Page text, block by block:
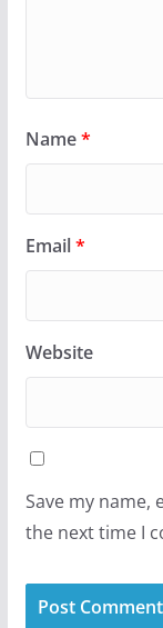
Name*
Email*
Website
Save my
the next time I